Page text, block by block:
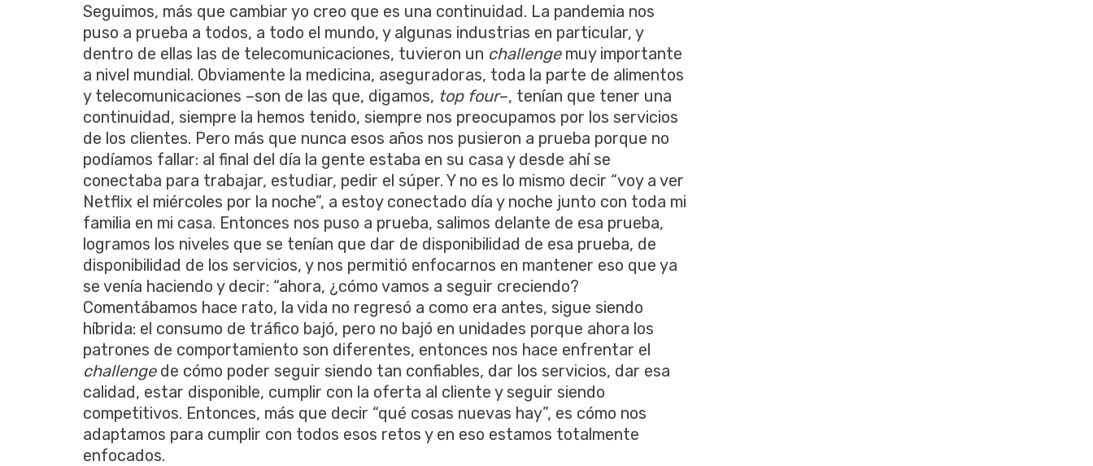
Seguimos, más que cambiar yo creo que es una continuidad. La pandemia nos
puso a prueba a todos, a todo el mundo, y algunas industrias en particular, y
dentro de ellas las de telecomunicaciones, tuvieron un challengemuy importante
a nivel mundial. Obviamente la medicina, aseguradoras, toda la parte de alimentos
y telecomunicaciones –son de las que, digamos, top four–, tenían que tener una
continuidad, siempre la hemos tenido, siempre nos preocupamos por los servicios
de los clientes. Pero más que nunca esos años nos pusieron a prueba porque no
podíamos fallar: al final del día la gente estaba en su casa y desde ahí se
conectaba para trabajar, estudiar, pedir el súper. Y no es lo mismo decir “voy a ver
Netflix el miércoles por la noche”, a estoy conectado día y noche junto con toda mi
familia en mi casa. Entonces nos puso a prueba, salimos delante de esa prueba,
logramos los niveles que se tenían que dar de disponibilidad de esa prueba, de
disponibilidad de los servicios, y nos permitió enfocarnos en mantener eso que ya
se venía haciendo y decir: “ahora, ¿cómo vamos a seguir creciendo?
Comentábamos hace rato, la vida no regresó a como era antes, sigue siendo
híbrida: el consumo de tráfico bajó, pero no bajó en unidades porque ahora los
patrones de comportamiento son diferentes, entonces nos hace enfrentar el
challengede cómo poder seguir siendo tan confiables, dar los servicios, dar esa
calidad, estar disponible, cumplir con la oferta al cliente y seguir siendo
competitivos. Entonces, más que decir “qué cosas nuevas hay”, es cómo nos
adaptamos para cumplir con todos esos retos y en eso estamos totalmente
enfocados.